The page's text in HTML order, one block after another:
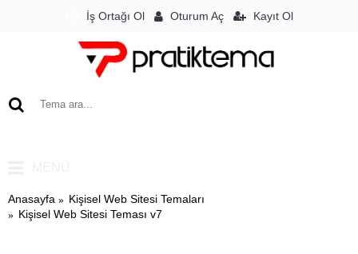
İş Ortağı Ol Oturum Aç Kayıt Ol
Anasayfa
Kişisel Web Sitesi Temaları
Kişisel Web Sitesi Teması v7